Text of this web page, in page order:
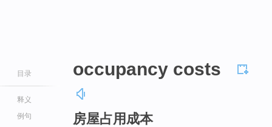
目录
释义
例句
occupancy costs
房屋占用成本